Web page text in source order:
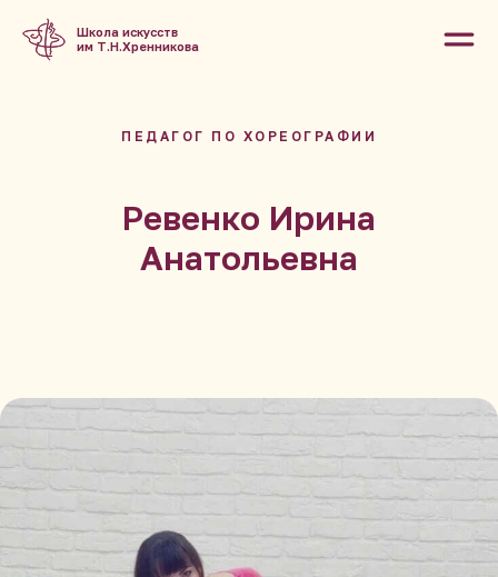
Школа искусств
им Т.Н.Хренникова
ПЕДАГОГ ПО ХОРЕОГРАФИИ
Ревенко Ирина
Анатольевна